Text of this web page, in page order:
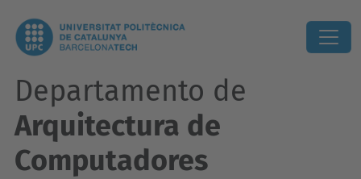
Departamento de
Arquitectura de
Computadores